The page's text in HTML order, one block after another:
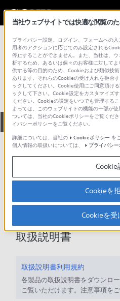
総合サポート・お問
PK-350
全て ダウンロード 取
ダウンロード
現在、本ページで提供されている
取扱説明書
取扱説明書利用規約
各製品の取扱説明書をダウンロ
ご覧いただけます。注意事項を
当社ウェブサイトでは快適な閲覧の
プライバシー設定、ログイン、フォームへの
用者のアクションに応じてのみ設定される
停止することができません。また、当社は、
析するため、あるいは個々のお客様に対して
供する等の目的のため、Cookieおよび類似技
あります。それらのCookieの受け入れを拒否
ックしてください。Cookie使用にご同意頂け
ックして下さい。Cookie設定をカスタマイズ
ください。Cookieの設定をいつでも管理する
よっては、このウェブサイトの機能の一部が
ついては、当社のCookieポリシーをご覧くだ
イバシーポリシーをご覧ください。
詳細については、当社の
Cookieポリシー を
個人情報の取扱いについては、
プライバシ
Cookie
Cookieを
Cookieを受